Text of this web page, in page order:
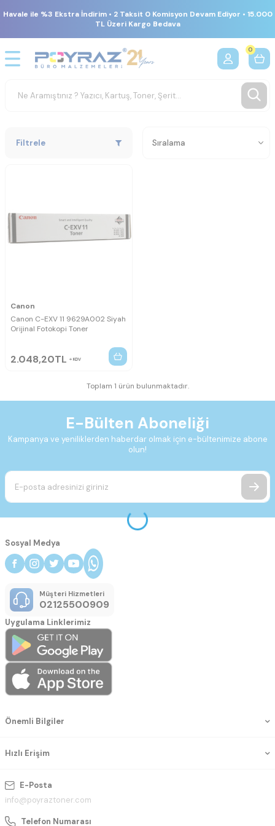
Havale ile %3 Ekstra İndirim • 2 Taksit 0 Komisyon Devam Ediyor • 15.000
TL Üzeri Kargo Bedava
0
Filtrele
Canon
Canon C-EXV 11 9629A002 Siyah
Orijinal Fotokopi Toner
2.048,20TL KDV
Toplam 1 ürün bulunmaktadır.
E-Bülten Aboneliği
Kampanya ve yeniliklerden haberdar olmak için e-bültenimize abone
olun!
E-Posta
info@poyraztoner.com
Telefon Numarası
Önemli Bilgiler
Hızlı Erişim
Sosyal Medya
Müşteri Hizmetleri
02125500909
Uygulama Linklerimiz